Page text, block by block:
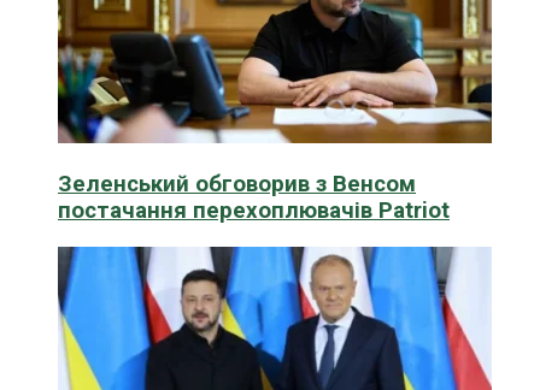
Зеленський обговорив з Венсом
постачання перехоплювачів Patriot